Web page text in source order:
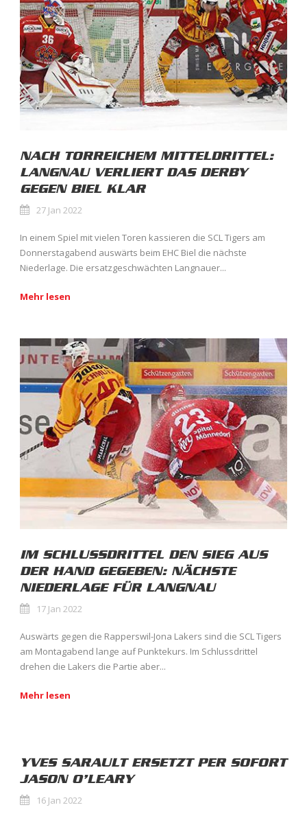
NACH TORREICHEM MITTELDRITTEL:
LANGNAU VERLIERT DAS DERBY
GEGEN BIEL KLAR
27 Jan 2022
In einem Spiel mit vielen Toren kassieren die SCL Tigers am
Donnerstagabend auswärts beim EHC Biel die nächste
Niederlage. Die ersatzgeschwächten Langnauer...
Mehr lesen
IM SCHLUSSDRITTEL DEN SIEG AUS
DER HAND GEGEBEN: NÄCHSTE
NIEDERLAGE FÜR LANGNAU
17 Jan 2022
Auswärts gegen die Rapperswil-Jona Lakers sind die SCL Tigers
am Montagabend lange auf Punktekurs. Im Schlussdrittel
drehen die Lakers die Partie aber...
Mehr lesen
YVES SARAULT ERSETZT PER SOFORT
JASON O’LEARY
16 Jan 2022